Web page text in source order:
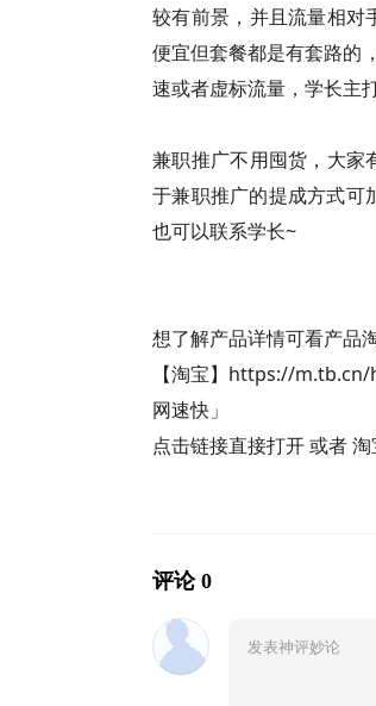
较有前景，并且流量相对
便宜但套餐都是有套路的
速或者虚标流量，学长主
兼职推广不用囤货，大家
于兼职推广的提成方式可
也可以联系学长~
想了解产品详情可看产品
【淘宝】https://m.tb.cn/
网速快」
点击链接直接打开 或者
评论 0